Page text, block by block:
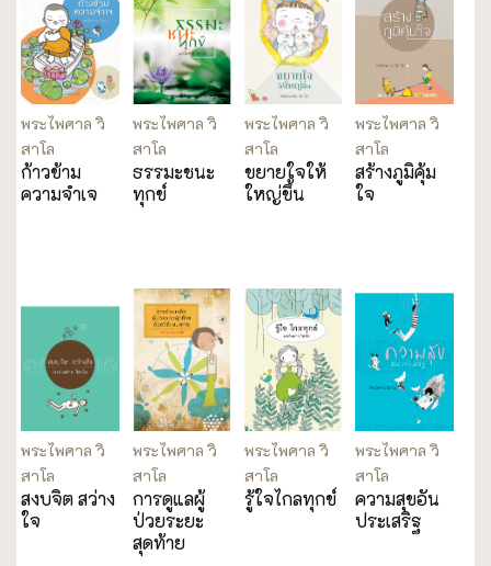
พระไพศาล วิ
สาโล
ก้าวข้าม
ความจำเจ
พระไพศาล วิ
สาโล
ธรรมะชนะ
ทุกข์
พระไพศาล วิ
สาโล
ขยายใจให้
ใหญ่ขึ้น
พระไพศาล วิ
สาโล
สร้างภูมิคุ้ม
ใจ
พระไพศาล วิ
สาโล
สงบจิต สว่าง
ใจ
พระไพศาล วิ
สาโล
การดูแลผู้
ป่วยระยะ
สุดท้าย
พระไพศาล วิ
สาโล
รู้ใจไกลทุกข์
พระไพศาล วิ
สาโล
ความสุขอัน
ประเสริฐ